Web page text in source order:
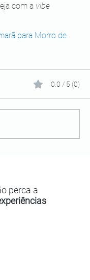
com a vibe
para Morro de
0.0 / 5 (0)
perca a